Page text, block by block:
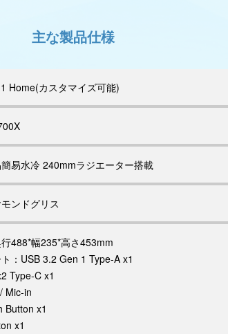
主な製品仕様
Home(カスタマイズ可能)
易水冷 240mmラジエーター搭載
ンドグリス
488*幅235*高さ453mm
：USB 3.2 Gen 1 Type-A x1
Type-C x1
Mic-in
Button x1
x1